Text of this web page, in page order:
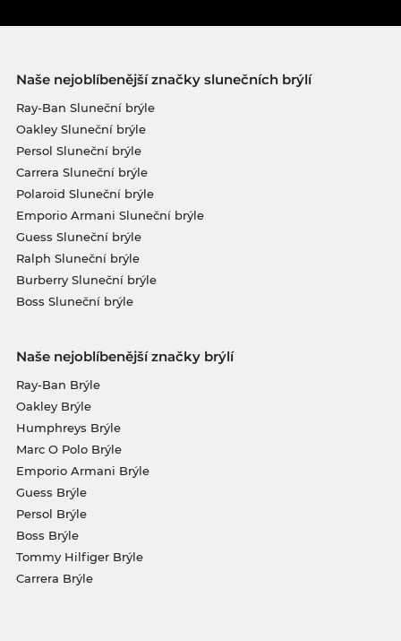
Naše nejoblíbenější značky slunečních brýlí
Ray-Ban Sluneční brýle
Oakley Sluneční brýle
Persol Sluneční brýle
Carrera Sluneční brýle
Polaroid Sluneční brýle
Emporio Armani Sluneční brýle
Guess Sluneční brýle
Ralph Sluneční brýle
Burberry Sluneční brýle
Boss Sluneční brýle
Naše nejoblíbenější značky brýlí
Ray-Ban Brýle
Oakley Brýle
Humphreys Brýle
Marc O Polo Brýle
Emporio Armani Brýle
Guess Brýle
Persol Brýle
Boss Brýle
Tommy Hilfiger Brýle
Carrera Brýle